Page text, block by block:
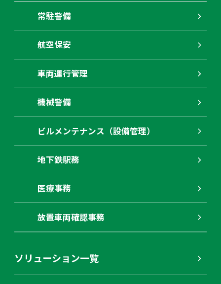
常駐警備
航空保安
車両運行管理
機械警備
ビルメンテナンス（設備管理）
地下鉄駅務
医療事務
放置車両確認事務
ソリューション一覧